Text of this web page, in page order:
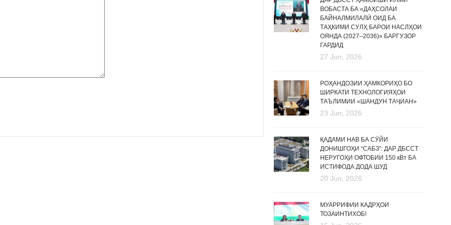
ВОБАСТА БА «ДАҲСОЛАИ
БАЙНАЛМИЛАЛӢ ОИД БА
ТАҲКИМИ СУЛҲ БАРОИ НАСЛҲОИ
ОЯНДА (2027–2036)» БАРГУЗОР
ГАРДИД
27 Jun, 2026
РОҲАНДОЗИИ ҲАМКОРИҲО БО
ШИРКАТИ ТЕХНОЛОГИЯҲОИ
ТАЪЛИМИИ «ШАНДУН ТАҶИАН»
23 Jun, 2026
ҚАДАМИ НАВ БА СӮЙИ
ДОНИШГОҲИ “САБЗ”: ДАР ДБССТ
НЕРУГОҲИ ОФТОБИИ 150 кВт БА
ИСТИФОДА ДОДА ШУД
20 Jun, 2026
МУАРРИФИИ КАДРҲОИ
ТОЗАИНТИХОБ!